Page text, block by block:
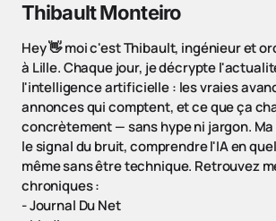
Thibault Monteiro
Hey 👋 moi c'est Thibault, ingénieur et
à Lille. Chaque jour, je décrypte
l'intelligence artificielle : les vraies
annonces qui comptent, et ce que ça
concrètement — sans hype ni jargon.
le signal du bruit, comprendre l'IA en
même sans être technique. Retrouvez
chroniques :
-Journal Du Net